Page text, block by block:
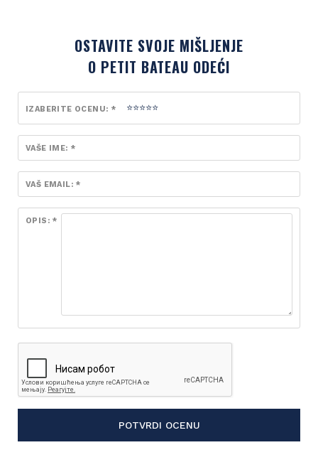
OSTAVITE SVOJE MIŠLJENJE
O PETIT BATEAU ODEĆI
IZABERITE OCENU: *
VAŠE IME: *
VAŠ EMAIL: *
OPIS: *
POTVRDI OCENU